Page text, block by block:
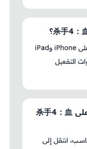
لا، المتجر موجه لتثبيت التطبيقات على iPhone وiPad
التفعيل
ما الخطوة التالية بعد العثور على 杀手4：血
انتقل إلى